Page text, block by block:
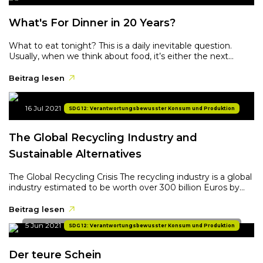
What's For Dinner in 20 Years?
What to eat tonight? This is a daily inevitable question.
Usually, when we think about food, it’s either the next...
Beitrag lesen
16 Jul 2021 SDG 12: Verantwortungsbewusster Konsum und Produktion
The Global Recycling Industry and
Sustainable Alternatives
The Global Recycling Crisis The recycling industry is a global
industry estimated to be worth over 300 billion Euros by...
Beitrag lesen
5 Jun 2021 SDG 12: Verantwortungsbewusster Konsum und Produktion
Der teure Schein